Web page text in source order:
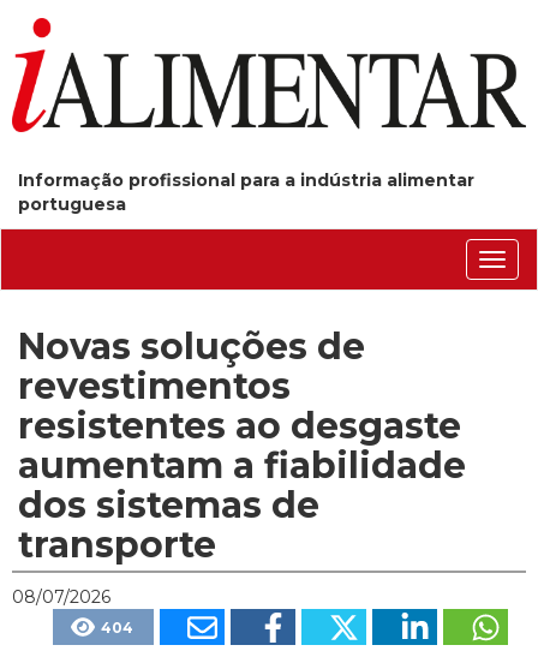
Informação profissional para a indústria alimentar
portuguesa
Novas soluções de
revestimentos
resistentes ao desgaste
aumentam a fiabilidade
dos sistemas de
transporte
08/07/2026
404